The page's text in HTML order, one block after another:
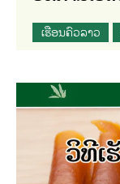
ເຮືອນຄົວລາວ